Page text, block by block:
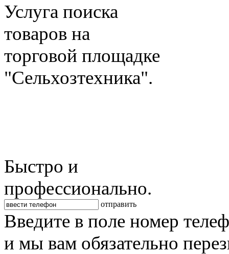
Услуга поиска
товаров на
торговой площадке
"Сельхозтехника".
Быстро и
профессионально.
отправить
Введите в поле номер
и мы вам обязательно